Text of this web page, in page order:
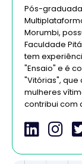
Pós-
Morumbi,
Faculdade
tem
"Ensaio" e é
"Vitórias",
mulheres
contribui com